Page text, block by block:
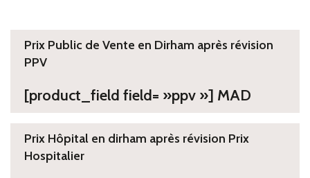
Prix Public de Vente en Dirham après révision
PPV
[product_field field= »ppv »] MAD
Prix Hôpital en dirham après révision Prix
Hospitalier